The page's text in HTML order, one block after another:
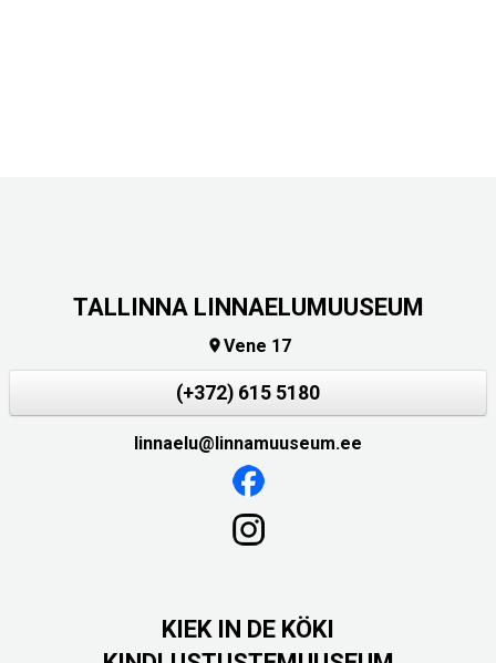
TALLINNA LINNAELUMUUSEUM
Vene 17
(+372) 615 5180
linnaelu@linnamuuseum.ee
KIEK IN DE KÖKI